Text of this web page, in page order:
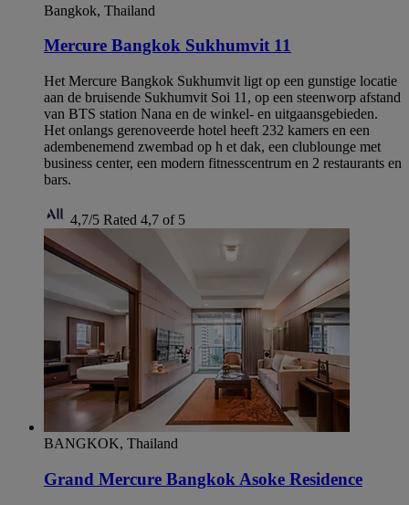
Bangkok, Thailand
Mercure Bangkok Sukhumvit 11
Het Mercure Bangkok Sukhumvit ligt op een gunstige locatie
aan de bruisende Sukhumvit Soi 11, op een steenworp afstand
van BTS station Nana en de winkel- en uitgaansgebieden.
Het onlangs gerenoveerde hotel heeft 232 kamers en een
adembenemend zwembad op h et dak, een clublounge met
business center, een modern fitnesscentrum en 2 restaurants en
bars.
4,7/5 Rated 4,7 of 5
BANGKOK, Thailand
Grand Mercure Bangkok Asoke Residence